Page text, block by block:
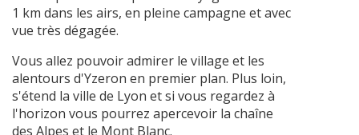
1 km dans les airs, en pleine campagne et avec
vue très dégagée.
Vous allez pouvoir admirer le village et les
alentours d'Yzeron en premier plan. Plus loin,
s'étend la ville de Lyon et si vous regardez à
l'horizon vous pourrez apercevoir la chaîne
des Alpes et le Mont Blanc.